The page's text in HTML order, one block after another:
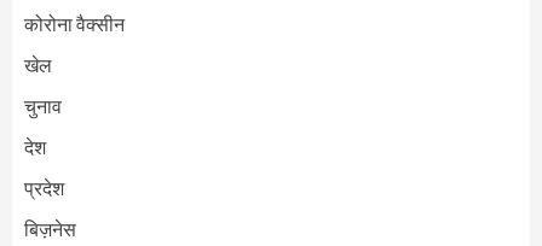
कोरोना वैक्सीन
खेल
चुनाव
देश
प्रदेश
बिज़नेस